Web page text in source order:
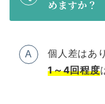
めますか？
A 個人差はあ
1～4回程度